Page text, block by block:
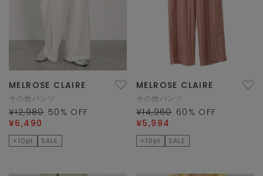
MELROSE CLAIRE
その他パンツ
¥12,980 50 % OFF
¥6,490
×10pt SALE
MELROSE CLAIRE
その他パンツ
¥14,960 60 % OFF
¥5,984
×10pt SALE